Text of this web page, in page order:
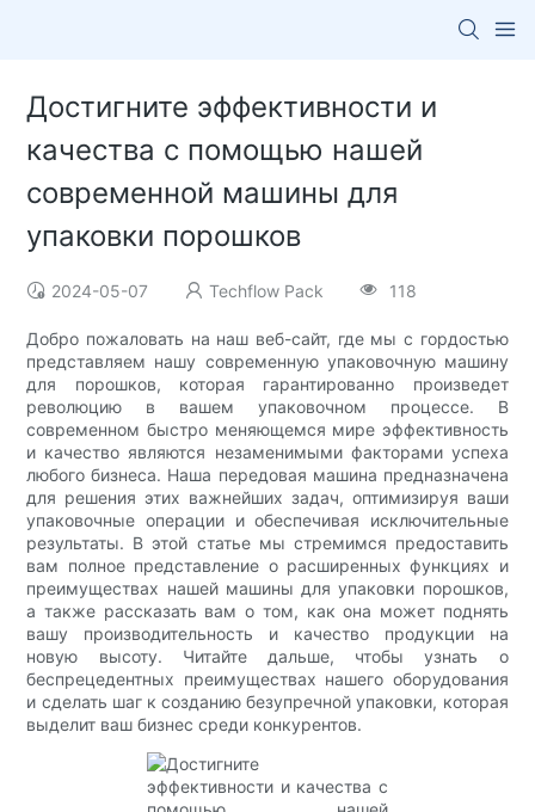
Достигните эффективности и
качества с помощью нашей
современной машины для
упаковки порошков
2024-05-07 Techflow Pack 118
Добро пожаловать на наш веб-сайт, где мы с гордостью
представляем нашу современную упаковочную машину
для порошков, которая гарантированно произведет
революцию в вашем упаковочном процессе. В
современном быстро меняющемся мире эффективность
и качество являются незаменимыми факторами успеха
любого бизнеса. Наша передовая машина предназначена
для решения этих важнейших задач, оптимизируя ваши
упаковочные операции и обеспечивая исключительные
результаты. В этой статье мы стремимся предоставить
вам полное представление о расширенных функциях и
преимуществах нашей машины для упаковки порошков,
а также рассказать вам о том, как она может поднять
вашу производительность и качество продукции на
новую высоту. Читайте дальше, чтобы узнать о
беспрецедентных преимуществах нашего оборудования
и сделать шаг к созданию безупречной упаковки, которая
выделит ваш бизнес среди конкурентов.